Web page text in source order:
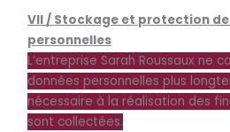
VII / Stockage et protection
personnelles
L’entreprise Sarah Roussaux ne
données personnelles plus
nécessaire à la réalisation des
sont collectées.